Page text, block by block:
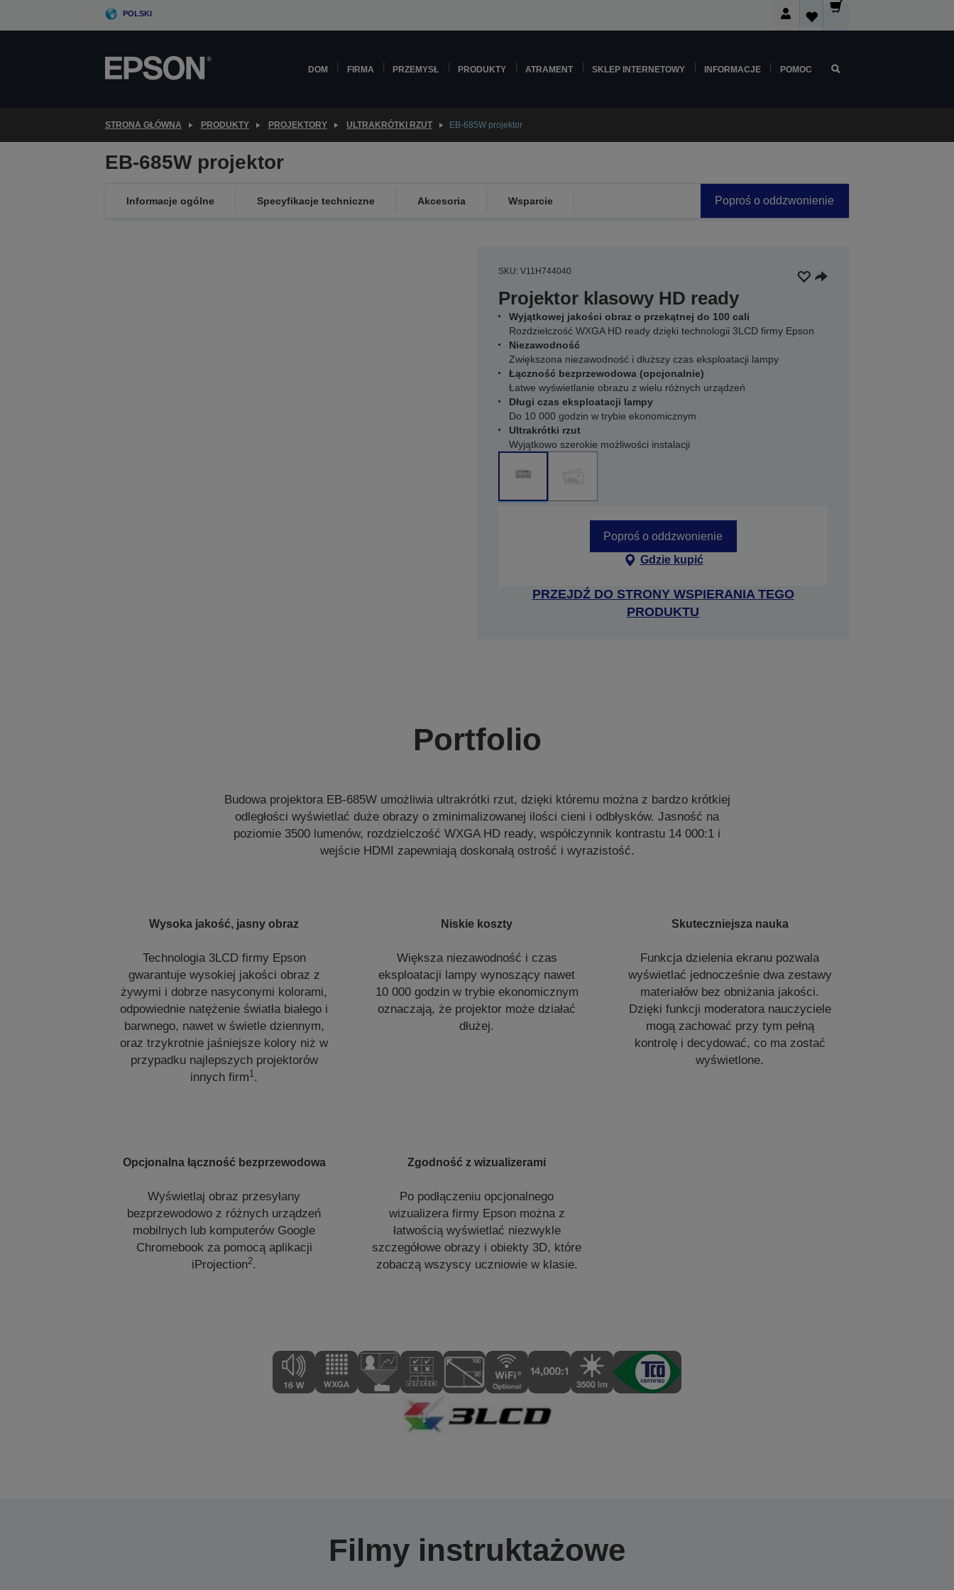
POLSKI
DOM FIRMA PRZEMYSŁ PRODUKTY ATRAMENT SKLEP INTERNETOWY INFORMACJE POMOC
STRONA GŁÓWNA PRODUKTY PROJEKTORY ULTRAKRÓTKI RZUT EB-685W projektor
EB-685W projektor
Informacje ogólne Specyfikacje techniczne Akcesoria Wsparcie Poproś o oddzwonienie
SKU: V11H744040
Projektor klasowy HD ready
Wyjątkowej jakości obraz o przekątnej do 100 cali
Rozdzielczość WXGA HD ready dzięki technologii 3LCD firmy Epson
Niezawodność
Zwiększona niezawodność i dłuższy czas eksploatacji lampy
Łączność bezprzewodowa (opcjonalnie)
Łatwe wyświetlanie obrazu z wielu różnych urządzeń
Długi czas eksploatacji lampy
Do 10 000 godzin w trybie ekonomicznym
Ultrakrótki rzut
Wyjątkowo szerokie możliwości instalacji
Poproś o oddzwonienie
Gdzie kupić
PRZEJDŹ DO STRONY WSPIERANIA TEGO
PRODUKTU
Portfolio
Budowa projektora EB-685W umożliwia ultrakrótki rzut, dzięki któremu można z bardzo krótkiej
odległości wyświetlać duże obrazy o zminimalizowanej ilości cieni i odbłysków. Jasność na
poziomie 3500 lumenów, rozdzielczość WXGA HD ready, współczynnik kontrastu 14 000:1 i
wejście HDMI zapewniają doskonałą ostrość i wyrazistość.
Wysoka jakość, jasny obraz
Technologia 3LCD firmy Epson
gwarantuje wysokiej jakości obraz z
żywymi i dobrze nasyconymi kolorami,
odpowiednie natężenie światła białego i
barwnego, nawet w świetle dziennym,
oraz trzykrotnie jaśniejsze kolory niż w
przypadku najlepszych projektorów
innych firm1 .
Niskie koszty
Większa niezawodność i czas
eksploatacji lampy wynoszący nawet
10 000 godzin w trybie ekonomicznym
oznaczają, że projektor może działać
dłużej.
Skuteczniejsza nauka
Funkcja dzielenia ekranu pozwala
wyświetlać jednocześnie dwa zestawy
materiałów bez obniżania jakości.
Dzięki funkcji moderatora nauczyciele
mogą zachować przy tym pełną
kontrolę i decydować, co ma zostać
wyświetlone.
Opcjonalna łączność bezprzewodowa
Wyświetlaj obraz przesyłany
bezprzewodowo z różnych urządzeń
mobilnych lub komputerów Google
Chromebook za pomocą aplikacji
iProjection2.
Zgodność z wizualizerami
Po podłączeniu opcjonalnego
wizualizera firmy Epson można z
łatwością wyświetlać niezwykle
szczegółowe obrazy i obiekty 3D, które
zobaczą wszyscy uczniowie w klasie.
Filmy instruktażowe